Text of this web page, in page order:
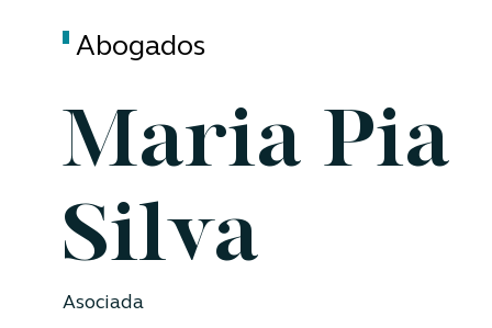
Abogados
Maria Pia
Silva
Asociada